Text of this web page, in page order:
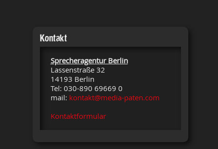
Kontakt
Sprecheragentur Berlin
Lassenstraße 32
14193 Berlin
Tel: 030-890 69669 0
mail: kontakt@media-paten.com
Kontaktformular